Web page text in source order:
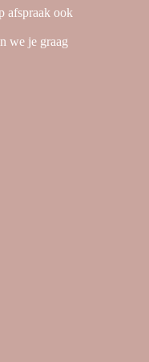
afspraak ook
we je graag